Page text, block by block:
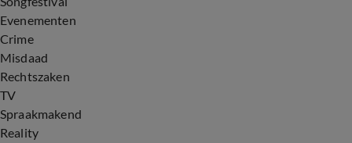
Evenementen
Crime
Misdaad
Rechtszaken
TV
Spraakmakend
Reality